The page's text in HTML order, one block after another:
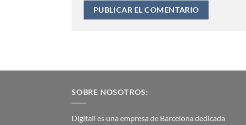
SOBRE NOSOTROS:
Digitall es una empresa de Barcelona dedicada